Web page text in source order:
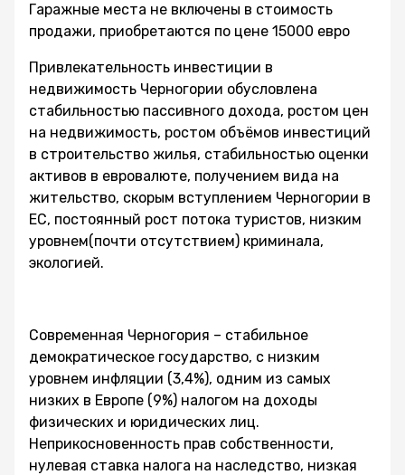
Гаражные места не включены в стоимость
продажи, приобретаются по цене 15000 евро
Привлекательность инвестиции в
недвижимость Черногории обусловлена
стабильностью пассивного дохода, ростом цен
на недвижимость, ростом объёмов инвестиций
в строительство жилья, стабильностью оценки
активов в евровалюте, получением вида на
жительство, скорым вступлением Черногории в
ЕС, постоянный рост потока туристов, низким
уровнем(почти отсутствием) криминала,
экологией.
Современная Черногория – стабильное
демократическое государство, с низким
уровнем инфляции (3,4%), одним из самых
низких в Европе (9%) налогом на доходы
физических и юридических лиц.
Неприкосновенность прав собственности,
нулевая ставка налога на наследство, низкая